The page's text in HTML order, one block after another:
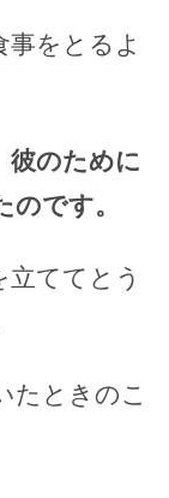
をとるよ
彼のために
です。
ててとう
たときのこ